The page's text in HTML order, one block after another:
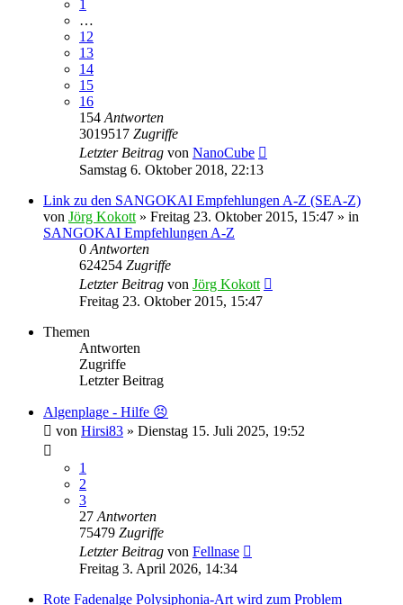
1
…
12
13
14
15
16
154 Antworten
3019517 Zugriffe
Letzter Beitrag von NanoCube
Samstag 6. Oktober 2018, 22:13
Link zu den SANGOKAI Empfehlungen A-Z (SEA-Z)
von Jörg Kokott » Freitag 23. Oktober 2015, 15:47 » in
SANGOKAI Empfehlungen A-Z
0 Antworten
624254 Zugriffe
Letzter Beitrag von Jörg Kokott
Freitag 23. Oktober 2015, 15:47
Themen
Antworten
Zugriffe
Letzter Beitrag
Algenplage - Hilfe 😣
von Hirsi83 » Dienstag 15. Juli 2025, 19:52
1
2
3
27 Antworten
75479 Zugriffe
Letzter Beitrag von Fellnase
Freitag 3. April 2026, 14:34
Rote Fadenalge Polysiphonia-Art wird zum Problem